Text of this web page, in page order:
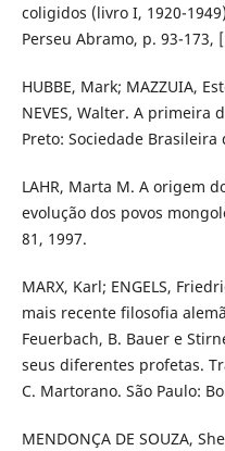
coligidos (livro I, 1920-
Perseu Abramo, p. 93-173,
HUBBE, Mark; MAZZUIA,
NEVES, Walter. A primeira
Preto: Sociedade Brasileira
LAHR, Marta M. A origem
evolução dos povos
81, 1997.
MARX, Karl; ENGELS,
mais recente filosofia
Feuerbach, B. Bauer e
seus diferentes profetas.
C. Martorano. São Paulo:
MENDONÇA DE SOUZA,